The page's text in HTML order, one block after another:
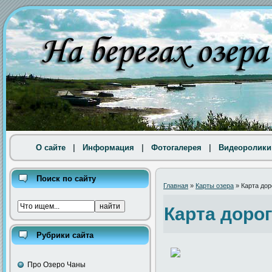
О сайте Информация Фотогалерея Видеоролики
Поиск по сайту
Рубрики сайта
Про Озеро Чаны
Главная » Карты озера » Карта
Карта